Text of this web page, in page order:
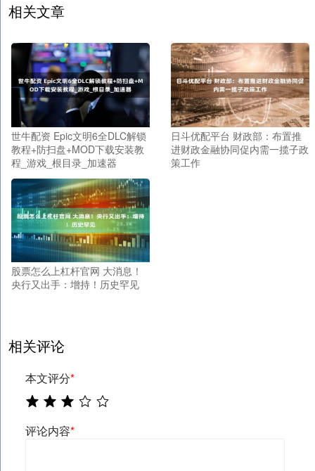
相关文章
世牛配资 Epic文明6全DLC解锁
教程+防扫盘+MOD下载安装教
程_游戏_根目录_加速器
日斗优配平台 财政部：布置推
进财政金融协同促内需一揽子政
策工作
股票怎么上杠杆官网 大消息！
央行又出手：增持！历史罕见
相关评论
本文评分*
评论内容*